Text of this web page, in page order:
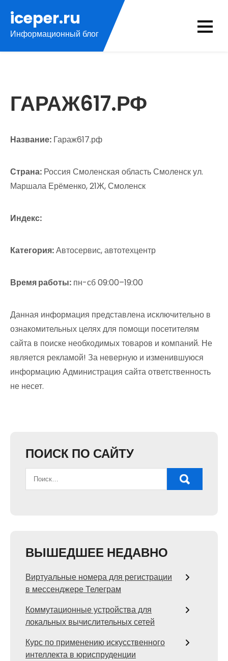
содержимому
iceper.ru
Информационный блог
ГАРАЖ617.РФ
Название: Гараж617.рф
Страна: Россия Смоленская область Смоленск ул.
Маршала Ерёменко, 21Ж, Смоленск
Индекс:
Категория:Автосервис, автотехцентр
Время работы: пн-сб 09:00–19:00
Данная информация представлена исключительно в
ознакомительных целях для помощи посетителям
сайта в поиске необходимых товаров и компаний. Не
является рекламой! За неверную и изменившуюся
информацию Администрация сайта ответственность
не несет.
ПОИСК ПО САЙТУ
ВЫШЕДШЕЕ НЕДАВНО
Виртуальные номера для регистрации
в мессенджере Телеграм
Коммутационные устройства для
локальных вычислительных сетей
Курс по применению искусственного
интеллекта в юриспруденции